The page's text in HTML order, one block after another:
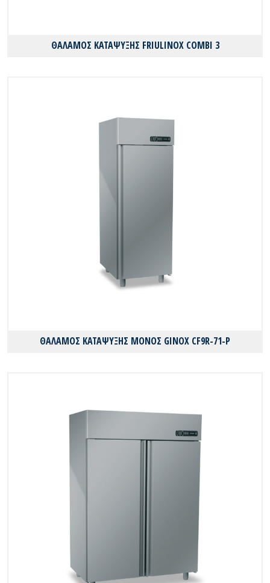
ΘΑΛΑΜΟΣ ΚΑΤΑΨΥΞΗΣ FRIULINOX COMBI 3
ΘΑΛΑΜΟΣ ΚΑΤΑΨΥΞΗΣ ΜΟΝΟΣ GINOX CF9R-71-P